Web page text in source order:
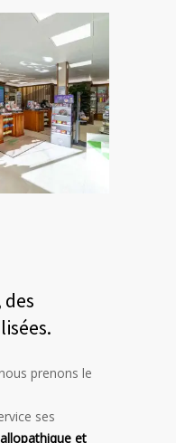
prenons le
ses
et